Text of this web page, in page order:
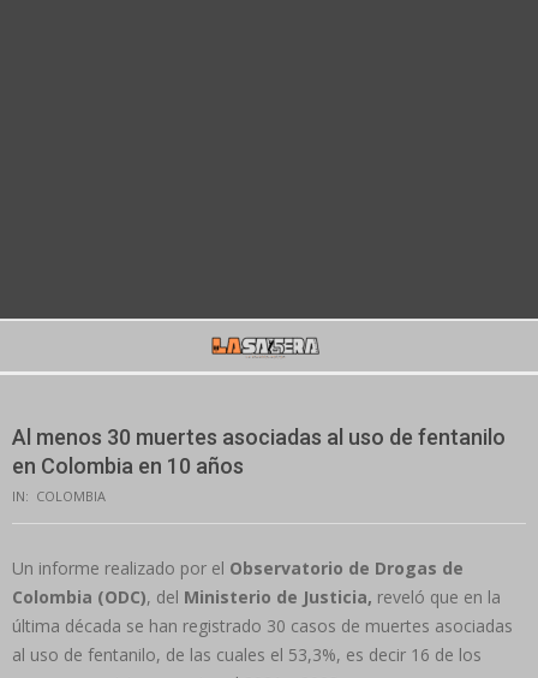
Al menos 30 muertes asociadas al uso de fentanilo
en Colombia en 10 años
IN: COLOMBIA
Un informe realizado por el Observatorio de Drogas de
Colombia (ODC), del Ministerio de Justicia, reveló que en la
última década se han registrado 30 casos de muertes asociadas
al uso de fentanilo, de las cuales el 53,3%, es decir 16 de los